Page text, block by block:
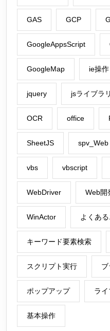
GAS GCP
GoogleAppsScript
GoogleMap ie操作
jquery jsライブラリ
OCR office
SheetJS spv_Web
vbs vbscript
WebDriver Web開
WinActor よくあ
キーワード要素検索
スクリプト実行
ポップアップ ライ
基本操作